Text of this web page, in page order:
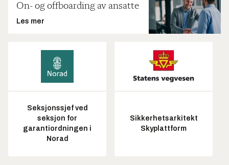
On- og offboarding av ansatte
Les mer
Seksjonssjef ved
seksjon for
garantiordningen i
Norad
Sikkerhetsarkitekt
Skyplattform